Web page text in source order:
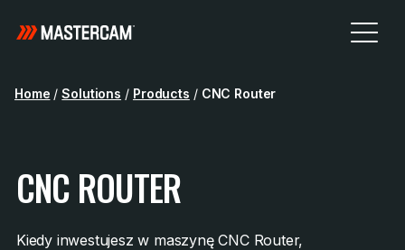
Home / Solutions / Products / CNC Router
CNC ROUTER
Kiedy inwestujesz w maszynę CNC Router,